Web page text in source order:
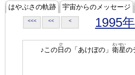
はやぶさの軌跡 宇宙からのメッセージ
<<< << < 1995
♪この日
ひ
の「あけぼの」 衛星
えいせい
の